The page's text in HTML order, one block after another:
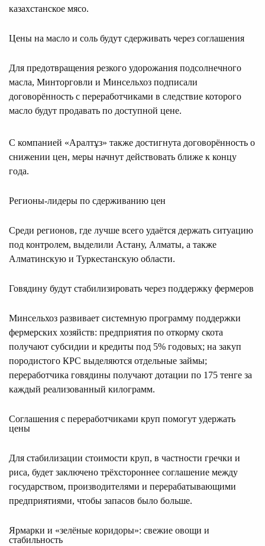
казахстанское мясо.
Цены на масло и соль будут сдерживать через соглашения
Для предотвращения резкого удорожания подсолнечного
масла, Минторговли и Минсельхоз подписали
договорённость с переработчиками в следствие которого
масло будут продавать по доступной цене.
С компанией «Аралтұз» также достигнута договорённость о
снижении цен, меры начнут действовать ближе к концу
года.
Регионы-лидеры по сдерживанию цен
Среди регионов, где лучше всего удаётся держать ситуацию
под контролем, выделили Астану, Алматы, а также
Алматинскую и Туркестанскую области.
Говядину будут стабилизировать через поддержку фермеров
Минсельхоз развивает системную программу поддержки
фермерских хозяйств: предприятия по откорму скота
получают субсидии и кредиты под 5% годовых; на закуп
породистого КРС выделяются отдельные займы;
переработчика говядины получают дотации по 175 тенге за
каждый реализованный килограмм.
Соглашения с переработчиками круп помогут удержать
цены
Для стабилизации стоимости круп, в частности гречки и
риса, будет заключено трёхстороннее соглашение между
государством, производителями и перерабатывающими
предприятиями, чтобы запасов было больше.
Ярмарки и «зелёные коридоры»: свежие овощи и
стабильность